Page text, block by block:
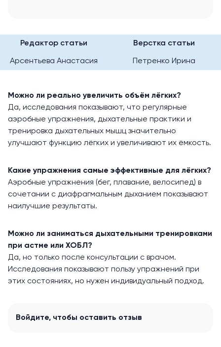
Редактор статьи Верстка статьи
Арсентьева Анастасия Петренко Ирина
Можно ли реально увеличить объём лёгких?
Да, исследования показывают, что регулярные
аэробные упражнения, дыхательные практики и
тренировка дыхательных мышц значительно
улучшают функцию лёгких и увеличивают их ёмкость.
Какие упражнения самые эффективные для лёгких?
Аэробные упражнения (бег, плавание, велосипед) в
сочетании с диафрагмальным дыханием показывают
наилучшие результаты.
Можно ли заниматься дыхательными тренировками
при астме или ХОБЛ?
Да, но только после консультации с врачом.
Исследования показывают пользу упражнений при
этих состояниях, но нужен индивидуальный подход.
Войдите, чтобы оставить отзыв